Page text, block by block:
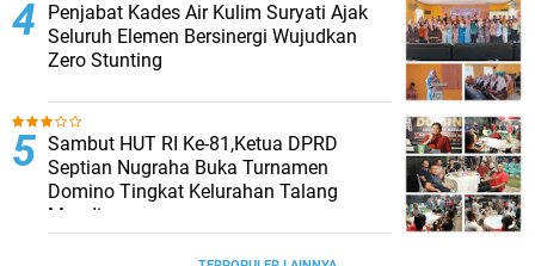
Penjabat Kades Air Kulim Suryati Ajak
Seluruh Elemen Bersinergi Wujudkan
Zero Stunting
Sambut HUT RI Ke-81,Ketua DPRD
Septian Nugraha Buka Turnamen
Domino Tingkat Kelurahan Talang
Mandi